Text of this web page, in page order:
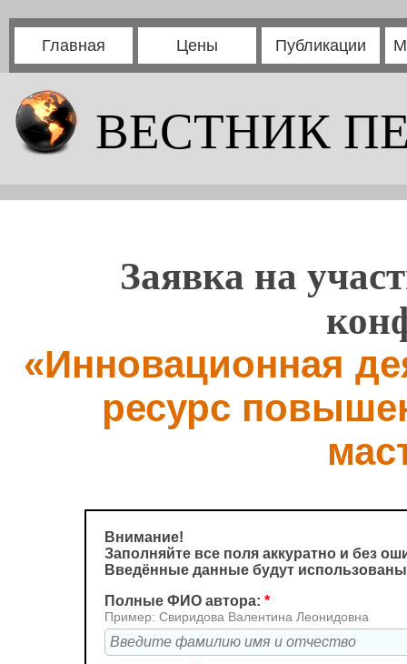
Главная Цены Публикации
ВЕСТНИК
Заявка на
«Инновационная
ресурс
Внимание!
Заполняйте все поля аккуратно и без
Введённые данные будут
Полные ФИО автора: *
Пример: Свиридова Валентина Леонидовна